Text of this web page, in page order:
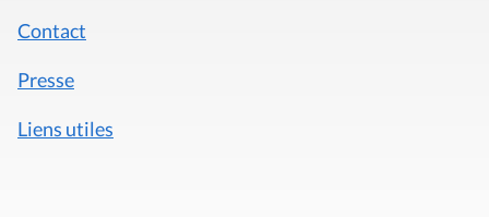
Contact
Presse
Liens utiles